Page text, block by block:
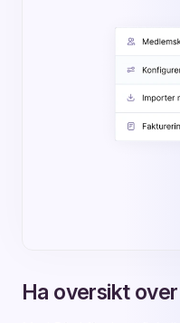
Ha oversikt